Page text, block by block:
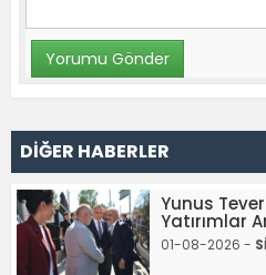
DİĞER HABERLER
Yunus
Yatırımlar
01-08-2026 -